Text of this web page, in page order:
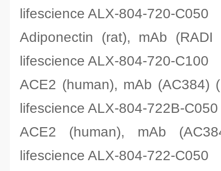
lifescience ALX-804-720-C050
Adiponectin (rat), mAb
lifescience ALX-804-720-C100
ACE2 (human), mAb (AC384)
lifescience ALX-804-722B-C050
ACE2 (human), mAb
lifescience ALX-804-722-C050